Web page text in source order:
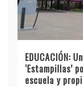
EDUCACIÓN:
‘Estampillas’
escuela y